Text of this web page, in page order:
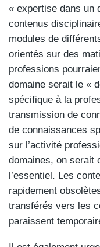
« expertise dans un
contenus
modules de
orientés sur des
professions
domaine serait le «
spécifique à la
transmission de
de connaissances
sur l’activité
domaines, on serait
l’essentiel. Les
rapidement
transférés vers les
paraissent